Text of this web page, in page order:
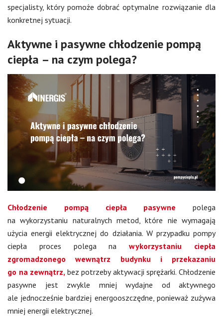
specjalisty, który pomoże dobrać optymalne rozwiązanie dla
konkretnej sytuacji.
Aktywne i pasywne chłodzenie pompą
ciepła – na czym polega?
Chłodzenie pompą ciepła pasywne polega
na wykorzystaniu naturalnych metod, które nie wymagają
użycia energii elektrycznej do działania. W przypadku pompy
ciepła proces polega nawykorzystaniu ciepła
zgromadzonego wewnątrz budynku i przekazaniu
go na zewnątrz, bez potrzeby aktywacji sprężarki. Chłodzenie
pasywne jest zwykle mniej wydajne od aktywnego
ale jednocześnie bardziej energooszczędne, ponieważ zużywa
mniej energii elektrycznej.